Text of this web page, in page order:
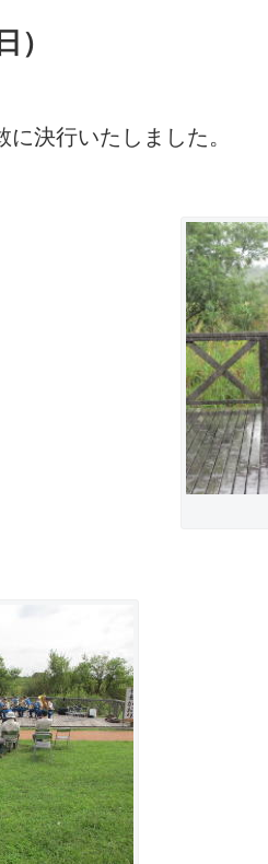
）
決行いたしました。